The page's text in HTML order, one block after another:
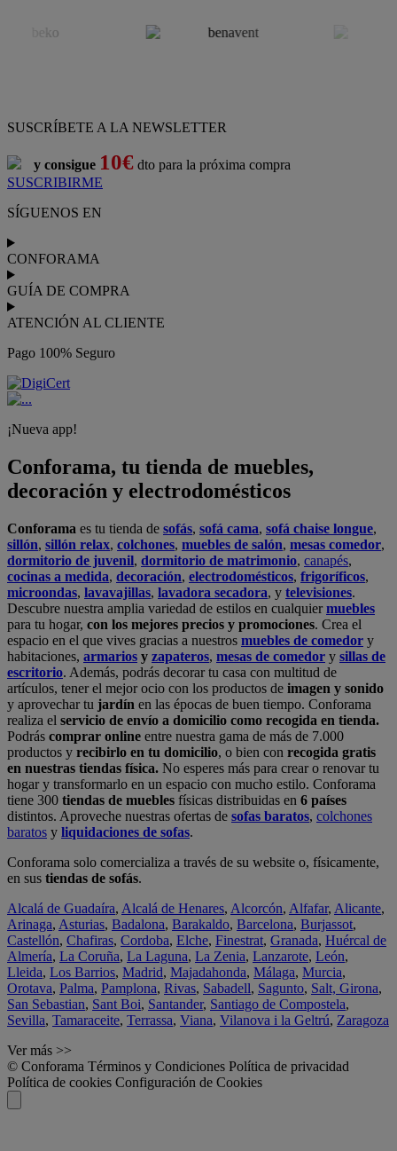
SUSCRÍBETE A LA NEWSLETTER
y consigue 10€ dto para la próxima compra
SUSCRIBIRME
SÍGUENOS EN
CONFORAMA
GUÍA DE COMPRA
ATENCIÓN AL CLIENTE
Pago 100% Seguro
¡Nueva app!
Conforama, tu tienda de muebles,
decoración y electrodomésticos
Conforama es tu tienda de sofás, sofá cama, sofá chaise longue,
sillón, sillón relax, colchones, muebles de salón, mesas comedor,
dormitorio de juvenil, dormitorio de matrimonio, canapés,
cocinas a medida, decoración, electrodomésticos, frigoríficos,
microondas, lavavajillas, lavadora secadora, y televisiones.
Descubre nuestra amplia variedad de estilos en cualquiermuebles
para tu hogar, con los mejores precios y promociones. Crea el
espacio en el que vives gracias a nuestros muebles de comedor y
habitaciones, armarios y zapateros, mesas de comedor y sillas de
escritorio. Además, podrás decorar tu casa con multitud de
artículos, tener el mejor ocio con los productos de imagen y sonido
y aprovechar tu jardín en las épocas de buen tiempo. Conforama
realiza el servicio de envío a domicilio como recogida en tienda.
Podrás comprar online entre nuestra gama de más de 7.000
productos y recibirlo en tu domicilio, o bien con recogida gratis
en nuestras tiendas física. No esperes más para crear o renovar tu
hogar y transformarlo en un espacio con mucho estilo. Conforama
tiene 300 tiendas de muebles físicas distribuidas en 6 países
distintos. Aproveche nuestras ofertas de sofas baratos, colchones
baratos y liquidaciones de sofas.
Conforama solo comercializa a través de su website o, físicamente,
en sus tiendas de sofás.
Alcalá de Guadaíra, Alcalá de Henares, Alcorcón, Alfafar, Alicante,
Arinaga, Asturias, Badalona, Barakaldo, Barcelona, Burjassot,
Castellón, Chafiras, Cordoba, Elche, Finestrat, Granada, Huércal de
Almería, La Coruña, La Laguna, La Zenia, Lanzarote, León,
Lleida, Los Barrios, Madrid, Majadahonda, Málaga, Murcia,
Orotava, Palma, Pamplona, Rivas, Sabadell, Sagunto, Salt, Girona,
San Sebastian, Sant Boi, Santander, Santiago de Compostela,
Sevilla, Tamaraceite, Terrassa, Viana, Vilanova i la Geltrú, Zaragoza
Ver más >>
© Conforama Términos y Condiciones Política de privacidad
Política de cookies Configuración de Cookies